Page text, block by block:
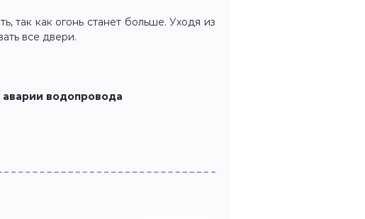
так как огонь станет больше. Уходя из
все двери.
водопровода